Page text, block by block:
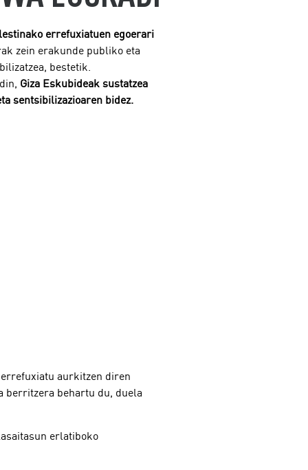
errefuxiatuen egoerari
zein erakunde publiko eta
bestetik.
Giza Eskubideak sustatzea
sentsibilizazioaren bidez.
aurkitzen diren
berritzera behartu du, duela
erlatiboko